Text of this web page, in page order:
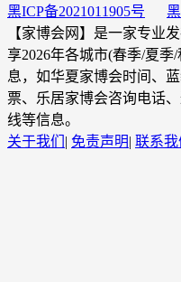
黑ICP备2021011905号
【家博会网】是一家专业
享2026年各城市(春季/夏
息，如华夏家博会时间、
票、乐居家博会咨询电话
线等信息。
关于我们 | 免责声明| 联系我